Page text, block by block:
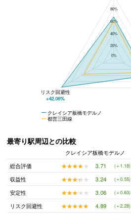
80%
60%
40%
20%
0%
クレイシア板橋モデルノ
都営三田線
リスク回避性
+42.06%
最寄り駅周辺との比較
クレイシア板橋モデルノ
総合評価
★★★★★
★★★★★ 3.71 (＋1.18)
収益性
★★★★★
★★★★★ 3.24 (＋0.55)
安定性
★★★★★
★★★★★ 3.06 (＋0.63)
リスク回避性
★★★★★
★★★★★ 4.89 (＋2.28)